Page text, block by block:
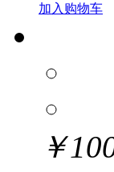
加入购物车
￥